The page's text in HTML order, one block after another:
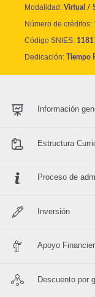
Modalidad: Virtual /
Número de créditos:
Código SNIES:
Dedicación: Tiempo
Información
Estructura
Proceso de
Inversión
Apoyo
Descuento por